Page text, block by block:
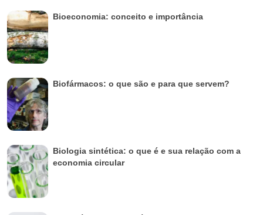
Bioeconomia: conceito e importância
Biofármacos: o que são e para que servem?
Biologia sintética: o que é e sua relação com a
economia circular